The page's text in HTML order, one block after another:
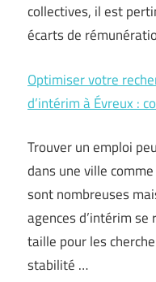
collectives, il est
écarts de
Optimiser votre
d’intérim à Évreux :
Trouver un emploi
dans une ville
sont nombreuses
agences d’intérim
taille pour les
stabilité …